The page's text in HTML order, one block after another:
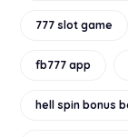
777 slot game
fb777 app
hell spin bonus